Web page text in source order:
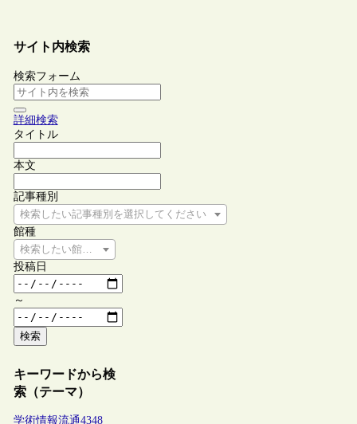
サイト内検索
検索フォーム
詳細検索
タイトル
本文
記事種別
検索したい記事種別を選択してください
館種
検索したい館種を選択してください
投稿日
～
検索
キーワードから検
索（テーマ）
学術情報流通4348